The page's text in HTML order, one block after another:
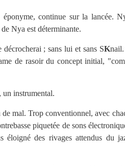
continue sur la lancée.
Nya est déterminante.
; sans lui et sans SK
de rasoir du concept initial,
instrumental.
mal. Trop conventionnel, avec
piquetée de sons
éloigné des rivages attendus du